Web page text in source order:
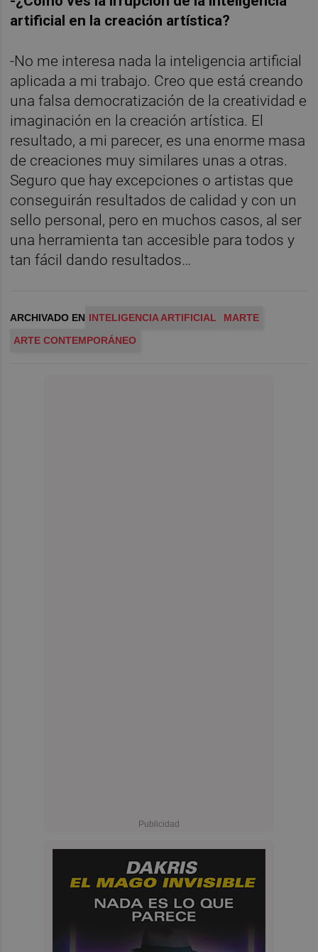
artificial en la creación artística?
-No me interesa nada la inteligencia artificial
aplicada a mi trabajo. Creo que está creando
una falsa democratización de la creatividad e
imaginación en la creación artística. El
resultado, a mi parecer, es una enorme masa
de creaciones muy similares unas a otras.
Seguro que hay excepciones o artistas que
conseguirán resultados de calidad y con un
sello personal, pero en muchos casos, al ser
una herramienta tan accesible para todos y
tan fácil dando resultados…
ARCHIVADO EN INTELIGENCIA ARTIFICIAL
MARTE
ARTE CONTEMPORÁNEO